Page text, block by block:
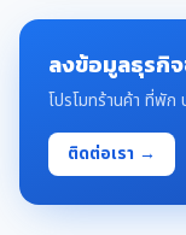
ลงข้อมูลธุรกิ
โปรโมทร้านค้า ที่พัก
ติดต่อเรา →